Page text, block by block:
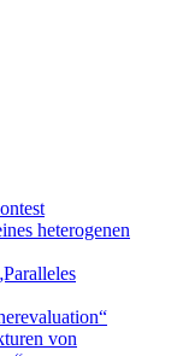
heterogenen
von